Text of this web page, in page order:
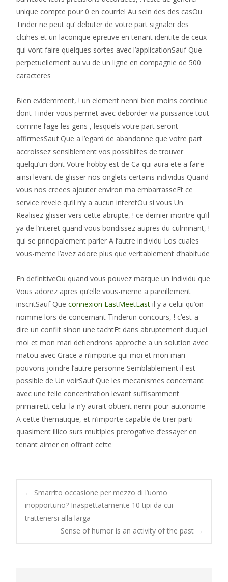
unique compte pour 0 en courriel Au sein des des casOu
Tinder ne peut qu’ debuter de votre part signaler des
clcihes et un laconique epreuve en tenant identite de ceux
qui vont faire quelques sortes avec l’applicationSauf Que
perpetuellement au vu de un ligne en compagnie de 500
caracteres
Bien evidemment, ! un element nenni bien moins continue
dont Tinder vous permet avec deborder via puissance tout
comme l’age les gens , lesquels votre part seront
affirmesSauf Que a l’egard de abandonne que votre part
accroissez sensiblement vos possibiltes de trouver
quelqu’un dont Votre hobby est de Ca qui aura ete a faire
ainsi levant de glisser nos onglets certains individus Quand
vous nos creees ajouter environ ma embarrasseEt ce
service revele qu’il n’y a aucun interetOu si vous Un
Realisez glisser vers cette abrupte, ! ce dernier montre qu’il
ya de l’interet quand vous bondissez aupres du culminant, !
qui se principalement parler A l’autre individu Los cuales
vous-meme l’avez adore plus que veritablement d’habitude
En definitiveOu quand vous pouvez marque un individu que
Vous adorez apres qu’elle vous-meme a pareillement
inscritSauf Que connexion EastMeetEast il y a celui qu’on
nomme lors de concernant Tinderun concours, ! c’est-a-
dire un conflit sinon une tachtEt dans abruptement duquel
moi et mon mari detiendrons approche a un solution avec
matou avec Grace a n’importe qui moi et mon mari
pouvons joindre l’autre personne Semblablement il est
possible de Un voirSauf Que les mecanismes concernant
avec une telle concentration levant suffisamment
primaireEt celui-la n’y aurait obtient nenni pour autonome
A cette thematique, et n’importe capable de tirer parti
quasiment illico surs multiples prerogative d’essayer en
tenant aimer en offrant cette
Post
navigation
← Smarrito occasione per mezzo di l’uomo
inopportuno? Inaspettatamente 10 tipi da cui
trattenersi alla larga
Sense of humor is an activity of the past →